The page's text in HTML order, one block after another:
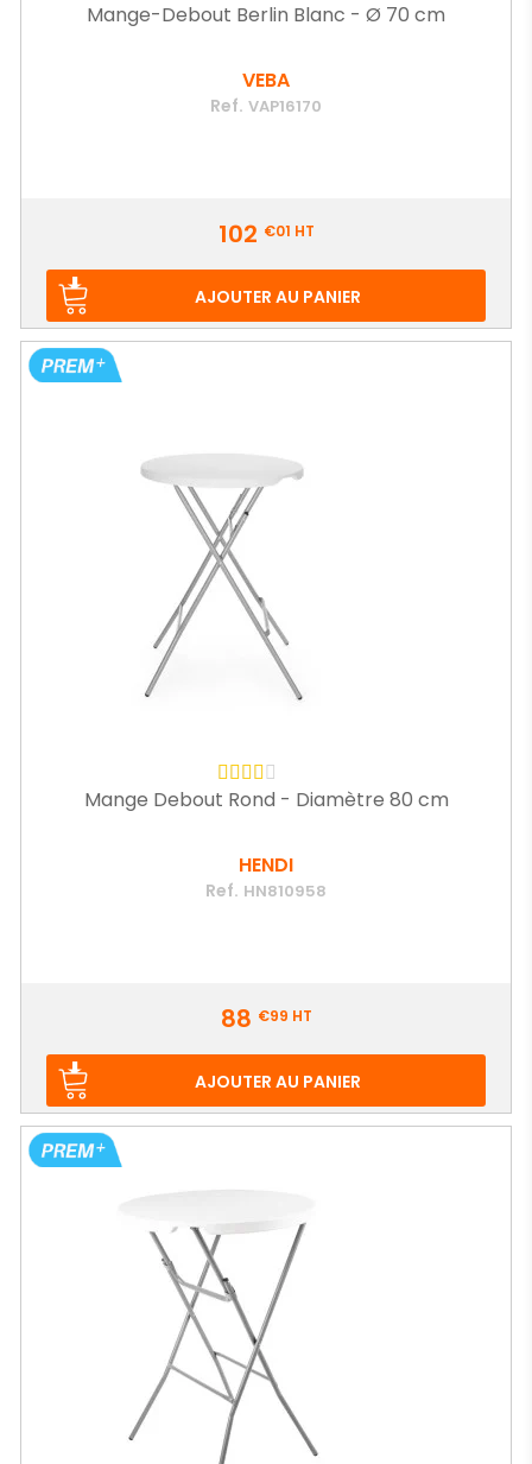
Mange-Debout Berlin Blanc - Ø 70 cm
VEBA
Ref. VAP16170
102 €01 HT
AJOUTER AU PANIER
Mange Debout Rond - Diamètre 80 cm
HENDI
Ref. HN810958
88 €99 HT
AJOUTER AU PANIER